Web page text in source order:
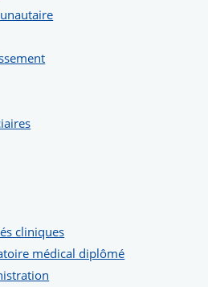
cliniques
médical diplômé